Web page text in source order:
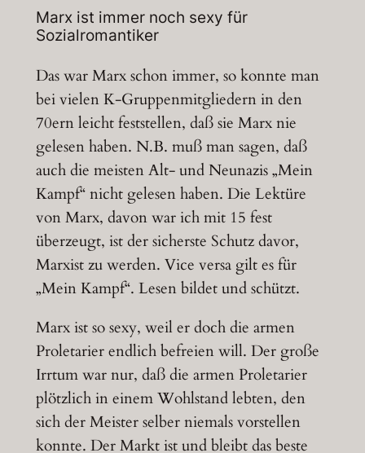
Marx ist immer noch sexy für
Sozialromantiker
Das war Marx schon immer, so konnte man
bei vielen K-Gruppenmitgliedern in den
70ern leicht feststellen, daß sie Marx nie
gelesen haben. N.B. muß man sagen, daß
auch die meisten Alt- und Neunazis „Mein
Kampf“ nicht gelesen haben. Die Lektüre
von Marx, davon war ich mit 15 fest
überzeugt, ist der sicherste Schutz davor,
Marxist zu werden. Vice versa gilt es für
„Mein Kampf“. Lesen bildet und schützt.
Marx ist so sexy, weil er doch die armen
Proletarier endlich befreien will. Der große
Irrtum war nur, daß die armen Proletarier
plötzlich in einem Wohlstand lebten, den
sich der Meister selber niemals vorstellen
konnte. Der Markt ist und bleibt das beste